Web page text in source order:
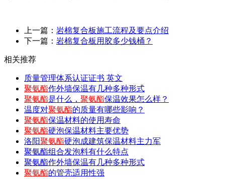
上一篇： 岩棉复合板施工流程及要点介绍
下一篇： 岩棉复合板用胶多少钱桶？
相关推荐
质量管理体系认证证书 英文
聚氨酯作外墙保温有几种多种形式
聚氨酯是什么， 聚氨酯保温效果怎么样？
温度对聚氨酯的质量有哪些影响？
聚氨酯保温材料的使用寿命
聚氨酯硬泡保温材料主要优势
洛阳聚氨酯硬泡成建筑保温材料主力军
聚氨酯组合发泡料有什么特点
聚氨酯作外墙保温有几种多种形式
聚氨酯的管壳适用性强